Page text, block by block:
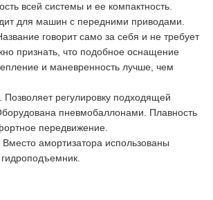
всей системы и ее компактность.
для машин с передними приводами.
говорит само за себя и не требует
признать, что подобное оснащение
и маневренность лучше, чем
Позволяет регулировку подходящей
пневмобаллонами. Плавность
передвижение.
Вместо амортизатора использованы